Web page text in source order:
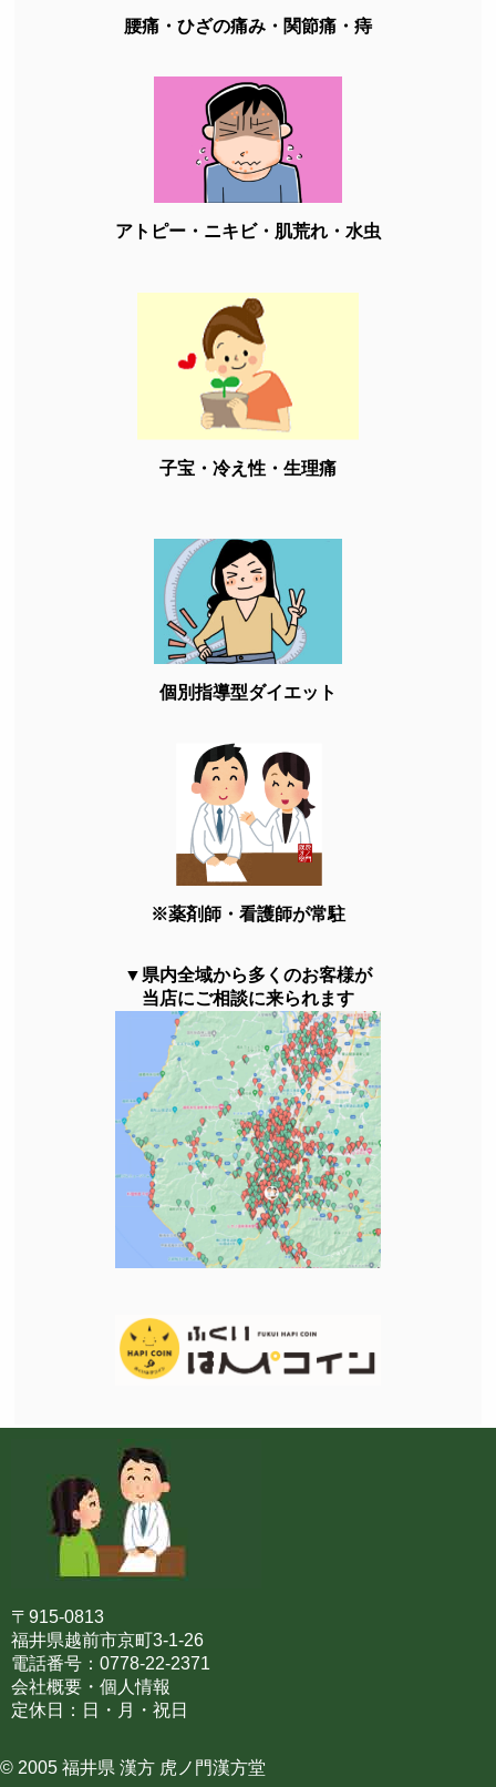
腰痛・ひざの痛み・関節痛・痔
アトピー・ニキビ・肌荒れ・水虫
子宝・冷え性・生理痛
個別指導型ダイエット
※薬剤師・看護師が常駐
▼県内全域から多くのお客様が
当店にご相談に来られます
〒915-0813
福井県越前市京町3-1-26
電話番号：0778-22-2371
会社概要・個人情報
定休日：日・月・祝日
© 2005 福井県 漢方 虎ノ門漢方堂